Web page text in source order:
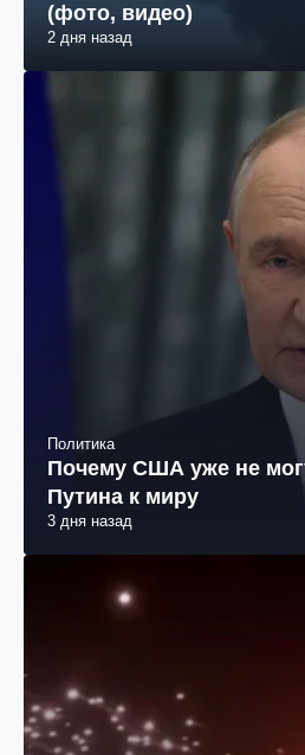
(фото, видео)
2 дня назад
Политика
Почему США уже не
Путина к миру
3 дня назад